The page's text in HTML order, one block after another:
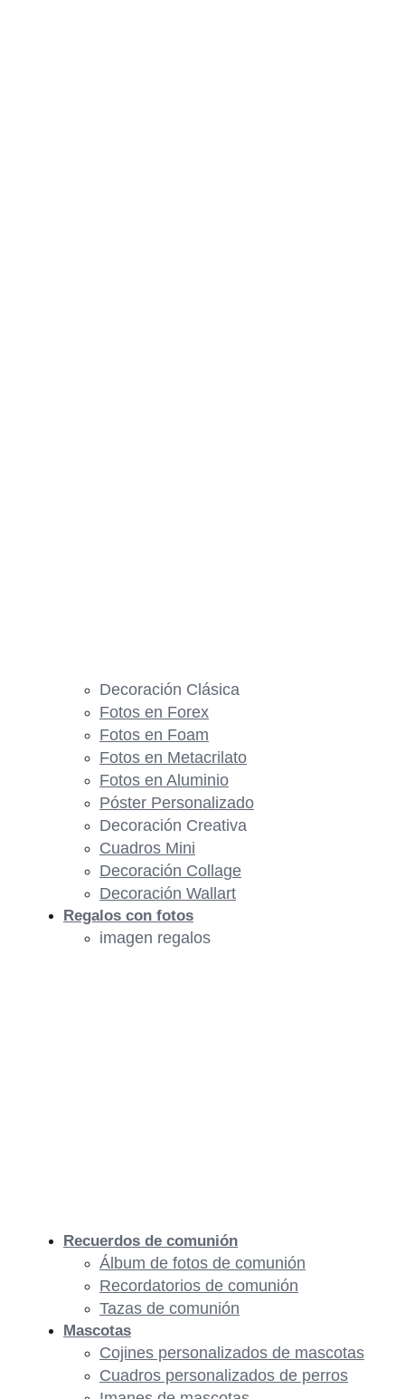
Decoración Clásica
Fotos en Forex
Fotos en Foam
Fotos en Metacrilato
Fotos en Aluminio
Póster Personalizado
Decoración Creativa
Cuadros Mini
Decoración Collage
Decoración Wallart
Regalos con fotos
imagen regalos
Recuerdos de comunión
Álbum de fotos de comunión
Recordatorios de comunión
Tazas de comunión
Mascotas
Cojines personalizados de mascotas
Cuadros personalizados de perros